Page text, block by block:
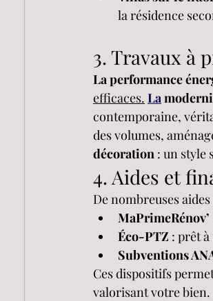
la résidence
3. Travaux à
La performance
efficaces. La
contemporaine,
des volumes,
décoration : un style
4. Aides et
De nombreuses
MaPrimeRénov’
Éco-PTZ : prêt
Subventions
Ces dispositifs
valorisant votre bien.